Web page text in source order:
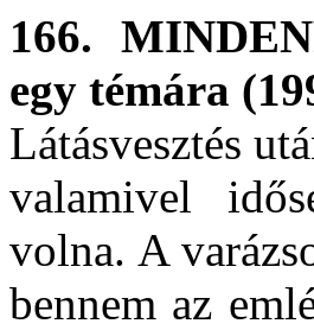
166.
egy témára
Látásvesztés
valamivel
volna. A
bennem az